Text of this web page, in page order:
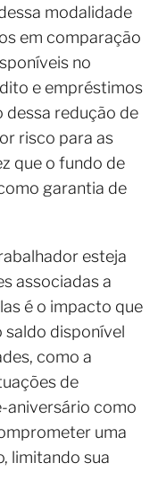
modalidade
em comparação
no
e empréstimos
dessa redução de
risco para as
que o fundo de
garantia de
esteja
associadas a
é o impacto que
disponível
como a
de
aniversário como
uma
limitando sua